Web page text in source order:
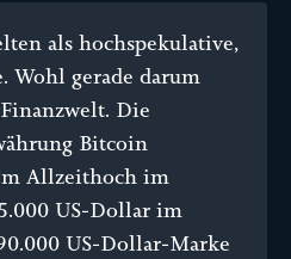
als hochspekulative,
Wohl gerade darum
Die
Bitcoin
Allzeithoch im
US-Dollar im
US-Dollar-Marke